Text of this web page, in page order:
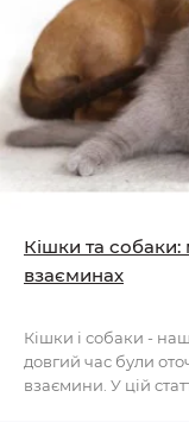
Кішки та собаки:
взаєминах
Кішки і собаки -
довгий час були
взаємини. У цій